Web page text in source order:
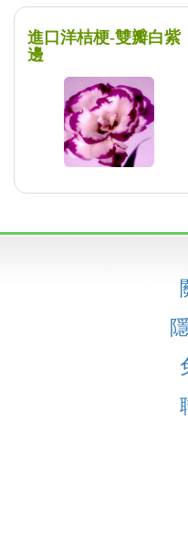
進口洋桔梗-雙瓣白紫
邊